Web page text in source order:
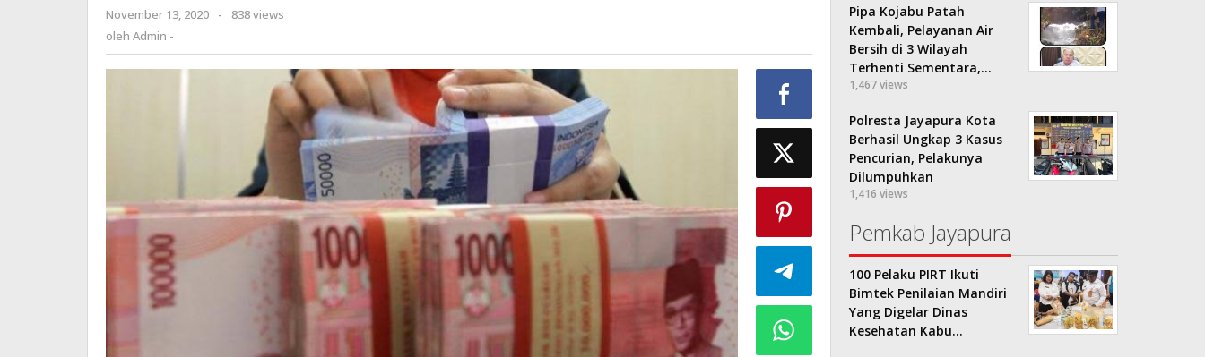
668
November 13, 2020
oleh
-
838 views
oleh Admin -
Pipa Kojabu Patah
Kembali, Pelayanan Air
Bersih di 3 Wilayah
Terhenti Sementara,…
1,467 views
Polresta Jayapura Kota
Berhasil Ungkap 3 Kasus
Pencurian, Pelakunya
Dilumpuhkan
1,416 views
Pemkab Jayapura
100 Pelaku PIRT Ikuti
Bimtek Penilaian Mandiri
Yang Digelar Dinas
Kesehatan Kabu…